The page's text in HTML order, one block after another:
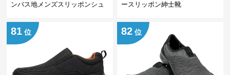
ンバス地メンズスリッポンシュ
ースリッポン紳士靴
81 位 82 位